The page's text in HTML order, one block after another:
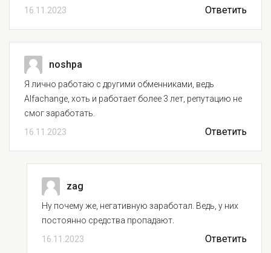
16.11.2023
Ответить
noshpa
Я лично работаю с другими обменниками, ведь
Alfachange, хоть и работает более 3 лет, репутацию не
смог заработать.
16.11.2023
Ответить
zag
Ну почему же, негативную заработал. Ведь, у них
постоянно средства пропадают.
16.11.2023
Ответить